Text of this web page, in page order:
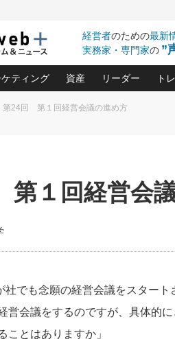
経営者のための最新
実務家・専門家の ”
2026.08.5
づくり」戦略(96)
「業務改善」横田尚哉氏(5)
ジネス・クリニック(240)
を大切にしながら利益を上げる経営
入門(3)
行(85)
ビジネス成功法(10)
ティング
ングセラーの玉手箱(9)
の自分を表現する 成功イメージ戦略
資産
中国経済の最新動向(204)
事業承継の前に、決め
リーダー
ピョートル・F
次もあなたに
社長の口ぐせ
ト
北
第24回 第１回経営会議の進め方
１回経営会
社でも念願の経営会議をスタート
会議をするのですが、具体的に
とはありますか」